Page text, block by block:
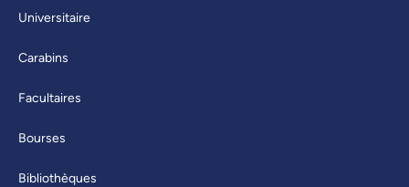
Universitaire
Carabins
Facultaires
Bourses
Bibliothèques